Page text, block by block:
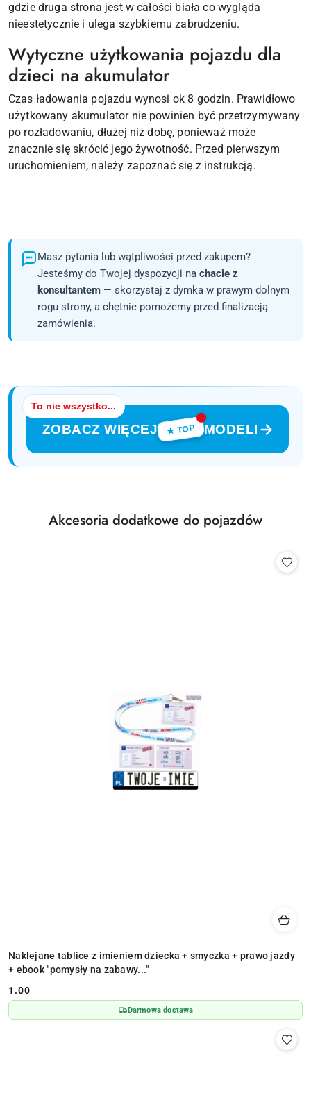
gdzie druga strona jest w całości biała co wygląda
nieestetycznie i ulega szybkiemu zabrudzeniu.
Wytyczne użytkowania pojazdu dla
dzieci na akumulator
Czas ładowania pojazdu wynosi ok 8 godzin. Prawidłowo
użytkowany akumulator nie powinien być przetrzymywany
po rozładowaniu, dłużej niż dobę, ponieważ może
znacznie się skrócić jego żywotność. Przed pierwszym
uruchomieniem, należy zapoznać się z instrukcją.
Masz pytania lub wątpliwości przed zakupem?
Jesteśmy do Twojej dyspozycji na chacie z
konsultantem — skorzystaj z dymka w prawym dolnym
rogu strony, a chętnie pomożemy przed finalizacją
zamówienia.
To nie wszystko...
ZOBACZ WIĘCEJ ★ TOP MODELI
Pomiń karuzelę produktów
Produkty
Akcesoria dodatkowe do pojazdów
Naklejane tablice z imieniem dziecka + smyczka + prawo jazdy
+ ebook "pomysły na zabawy..."
Cena:
1.00
Darmowa dostawa